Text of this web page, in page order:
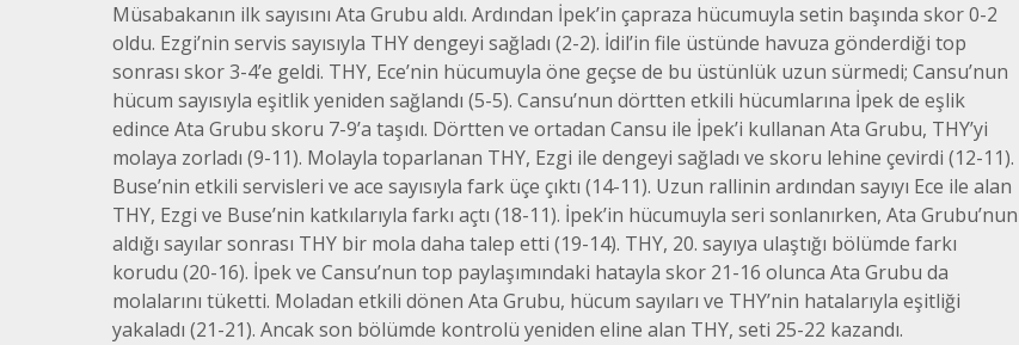
Müsabakanın ilk sayısını Ata Grubu aldı. Ardından İpek’in çapraza hücumuyla setin başında skor 0-2
oldu. Ezgi’nin servis sayısıyla THY dengeyi sağladı (2-2). İdil’in file üstünde havuza gönderdiği top
sonrası skor 3-4’e geldi. THY, Ece’nin hücumuyla öne geçse de bu üstünlük uzun sürmedi; Cansu’nun
hücum sayısıyla eşitlik yeniden sağlandı (5-5). Cansu’nun dörtten etkili hücumlarına İpek de eşlik
edince Ata Grubu skoru 7-9’a taşıdı. Dörtten ve ortadan Cansu ile İpek’i kullanan Ata Grubu, THY’yi
molaya zorladı (9-11). Molayla toparlanan THY, Ezgi ile dengeyi sağladı ve skoru lehine çevirdi (12-11).
Buse’nin etkili servisleri ve ace sayısıyla fark üçe çıktı (14-11). Uzun rallinin ardından sayıyı Ece ile alan
THY, Ezgi ve Buse’nin katkılarıyla farkı açtı (18-11). İpek’in hücumuyla seri sonlanırken, Ata Grubu’nun
aldığı sayılar sonrası THY bir mola daha talep etti (19-14). THY, 20. sayıya ulaştığı bölümde farkı
korudu (20-16). İpek ve Cansu’nun top paylaşımındaki hatayla skor 21-16 olunca Ata Grubu da
molalarını tüketti. Moladan etkili dönen Ata Grubu, hücum sayıları ve THY’nin hatalarıyla eşitliği
yakaladı (21-21). Ancak son bölümde kontrolü yeniden eline alan THY, seti 25-22 kazandı.